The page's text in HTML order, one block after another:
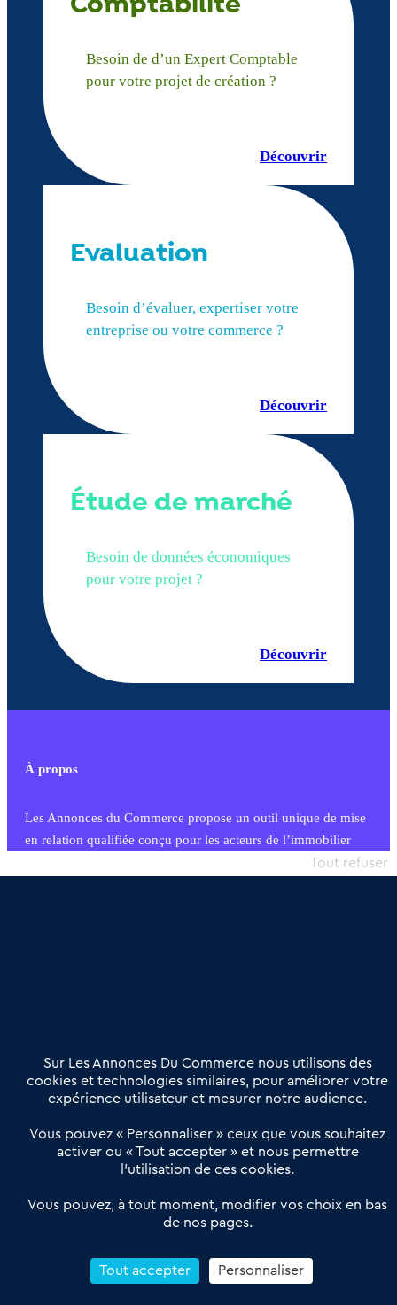
Besoin de d’un Expert Comptable
pour votre projet de création ?
Découvrir
Evaluation
Besoin d’évaluer, expertiser votre
entreprise ou votre commerce ?
Découvrir
Étude de marché
Besoin de données économiques
pour votre projet ?
Découvrir
À propos
Les Annonces du Commerce propose un outil unique de mise
en relation qualifiée conçu pour les acteurs de l’immobilier
commercial et les collectivités territoriales, simple et intégrant
Offres Pro
Actualités
Qui sommes nous ?
Derniers articles
Réseau 3C : un partenaire national dédié aux transactions
Petitscommerces : Un partenariat au service du commerce de
proximité et des territoires
Reprendre un Restaurant Rapide
Sur Les Annonces Du Commerce nous utilisons des
cookies et technologies similaires, pour améliorer votre
expérience utilisateur et mesurer notre audience.
Vous pouvez « Personnaliser » ceux que vous souhaitez
activer ou « Tout accepter » et nous permettre
l’utilisation de ces cookies.
Vous pouvez, à tout moment, modifier vos choix en bas
de nos pages.
Tout accepter
Tout refuser
Personnaliser